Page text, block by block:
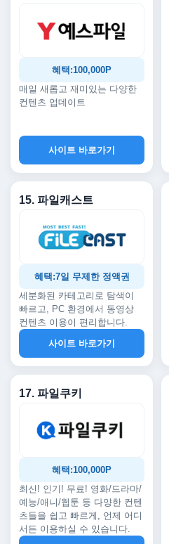
혜택:100,000P
매일 새롭고 재미있는 다양한
컨텐츠 업데이트
사이트 바로가기
15. 파일캐스트
혜택:7일 무제한 정액권
세분화된 카테고리로 탐색이
빠르고, PC 환경에서 동영상
컨텐츠 이용이 편리합니다.
사이트 바로가기
17. 파일쿠키
혜택:100,000P
최신! 인기! 무료! 영화/드라마/
예능/애니/웹툰 등 다양한 컨텐
츠들을 쉽고 빠르게, 언제 어디
서든 이용하실 수 있습니다.